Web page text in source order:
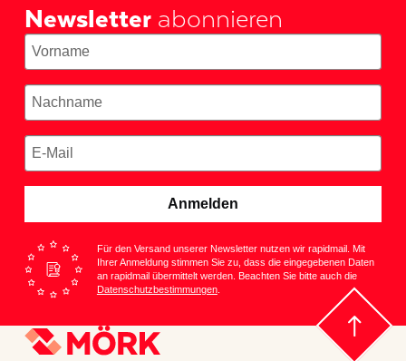
Newsletterabonnieren
Anmelden
Für den Versand unserer Newsletter nutzen wir rapidmail. Mit
Ihrer Anmeldung stimmen Sie zu, dass die eingegebenen Daten
an rapidmail übermittelt werden. Beachten Sie bitte auch die
Datenschutzbestimmungen.